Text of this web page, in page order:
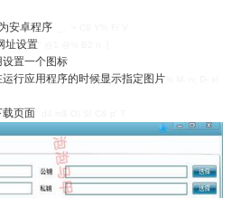
安卓程序
址设置
置一个图标
行应用程序的时候显示指定图片
载页面